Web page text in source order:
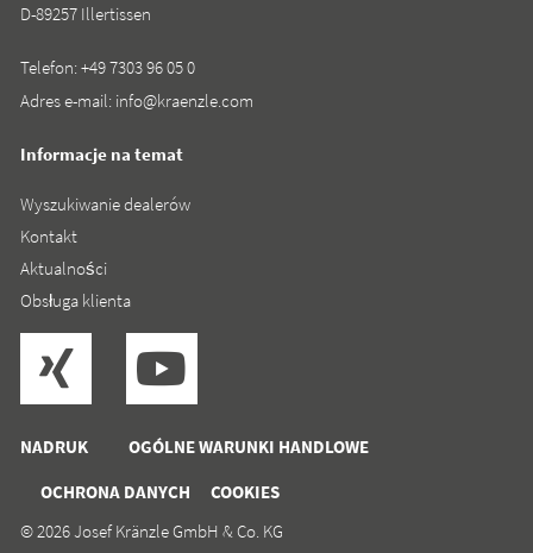
NADRUK
OGÓLNE WARUNKI HANDLOWE
OCHRONA DANYCH
COOKIES
D-89257 Illertissen
Telefon:+49 7303 96 05 0
Adres e-mail: info@kraenzle.com
Informacje na temat
Wyszukiwanie dealerów
Kontakt
Aktualności
Obsługa klienta
© 2026 Josef Kränzle GmbH & Co. KG